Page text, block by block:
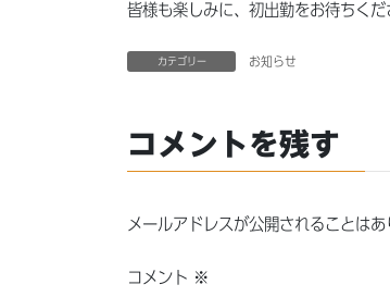
皆様も楽しみに、初出勤をお待ちくだ
カテゴリー お知らせ
コメントを残す
メールアドレスが公開されることはあ
コメント ※